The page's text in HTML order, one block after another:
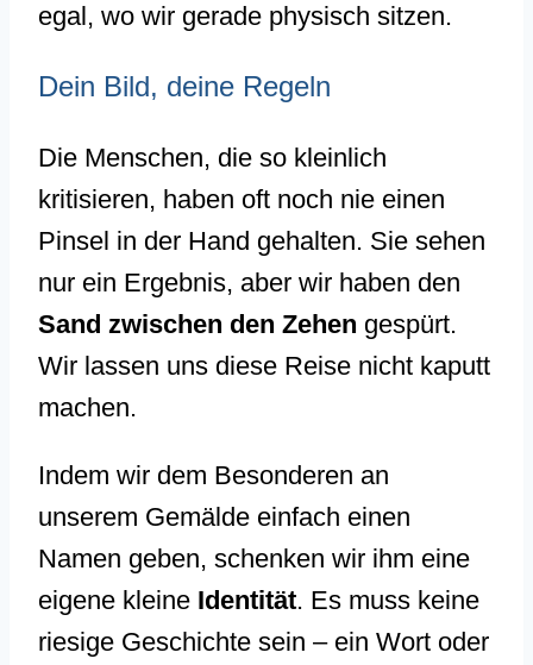
egal, wo wir gerade physisch sitzen.
Dein Bild, deine Regeln
Die Menschen, die so kleinlich
kritisieren, haben oft noch nie einen
Pinsel in der Hand gehalten. Sie sehen
nur ein Ergebnis, aber wir haben den
Sand zwischen den Zehen gespürt.
Wir lassen uns diese Reise nicht kaputt
machen.
Indem wir dem Besonderen an
unserem Gemälde einfach einen
Namen geben, schenken wir ihm eine
eigene kleine Identität. Es muss keine
riesige Geschichte sein – ein Wort oder